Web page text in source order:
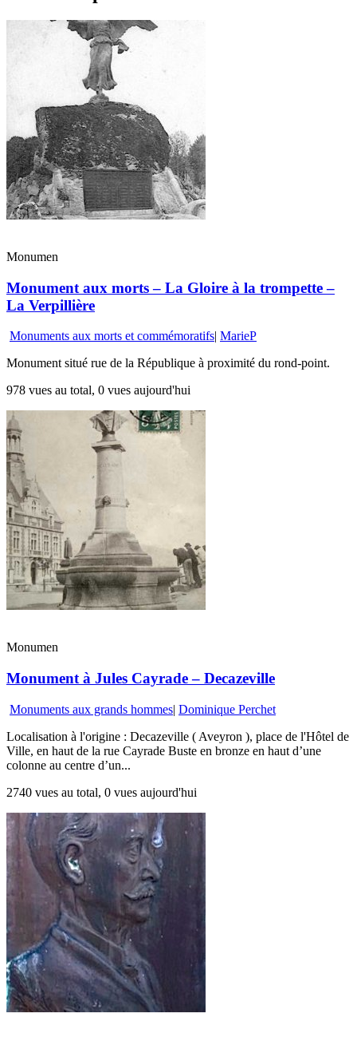
Monumen
Monument aux morts – La Gloire à la trompette –
La Verpillière
Monuments aux morts et commémoratifs| MarieP
Monument situé rue de la République à proximité du rond-point.
978 vues au total, 0 vues aujourd'hui
Monumen
Monument à Jules Cayrade – Decazeville
Monuments aux grands hommes| Dominique Perchet
Localisation à l'origine : Decazeville ( Aveyron ), place de l'Hôtel de
Ville, en haut de la rue Cayrade Buste en bronze en haut d’une
colonne au centre d’un...
2740 vues au total, 0 vues aujourd'hui